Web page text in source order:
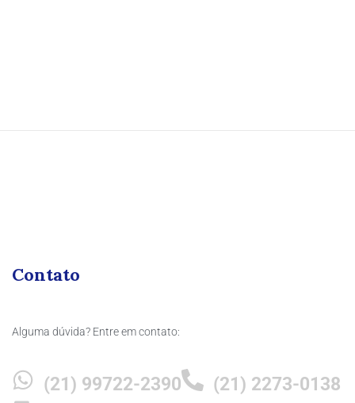
Contato
Alguma dúvida? Entre em contato:
(21) 99722-2390
(21) 2273-0138